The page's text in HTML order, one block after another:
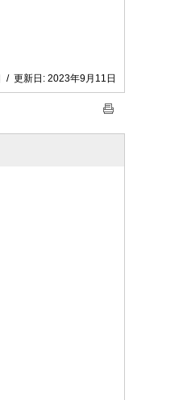
/ 更新日: 2023年9月11日